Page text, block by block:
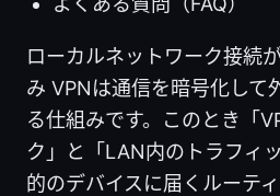
ローカルネットワーク接続
み VPNは通信を暗号化して
る仕組みです。このとき「
ク」と「LAN内のトラフィ
的のデバイスに届くルーテ